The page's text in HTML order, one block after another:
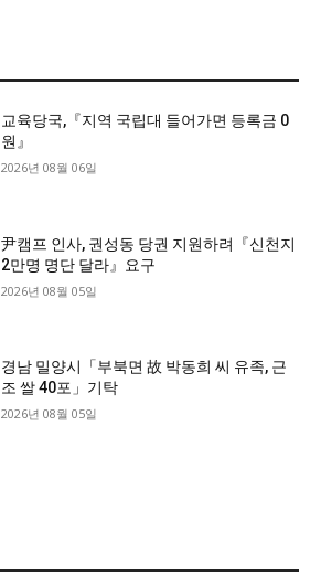
교육당국,『지역 국립대 들어가면 등록금 0
원』
2026년 08월 06일
尹캠프 인사, 권성동 당권 지원하려『신천지
2만명 명단 달라』요구
2026년 08월 05일
경남 밀양시「부북면 故 박동희 씨 유족, 근
조 쌀 40포」기탁
2026년 08월 05일